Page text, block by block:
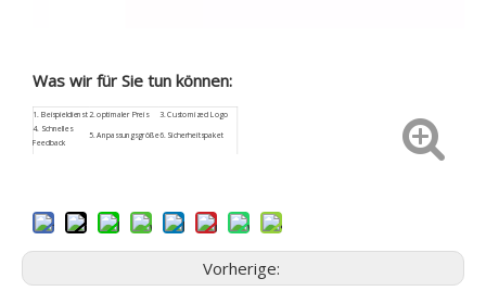
Was wir für Sie tun können:
1. Beispieldienst2. optimaler Preis 3.Customized Logo
4. Schnelles
Feedback
5. Anpassungsgröße6. Sicherheitspaket
Vorherige: